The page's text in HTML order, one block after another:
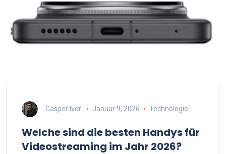
Casper Ivor Januar 9, 2026 Technologie
Welche sind die besten Handys für
Videostreaming im Jahr 2026?